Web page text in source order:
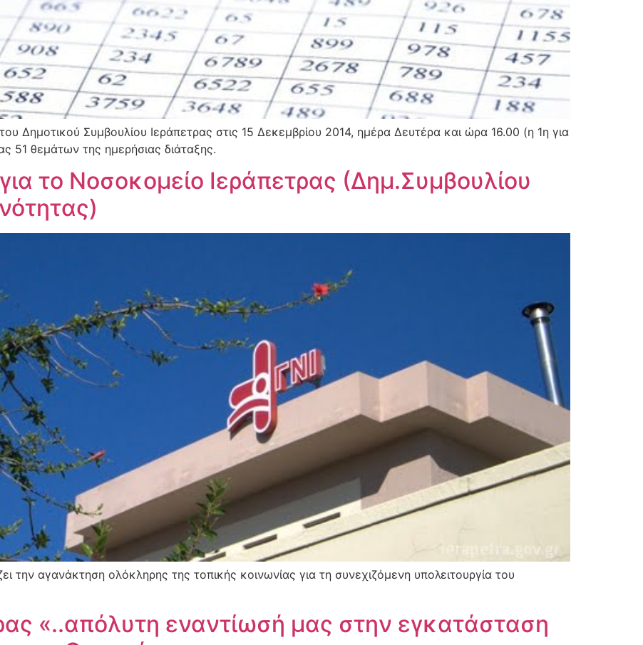
Δημοτικού Συμβουλίου Ιεράπετρας στις 15 Δεκεμβρίου 2014, ημέρα Δευτέρα και ώρα 16.00 (η 1η για
51 θεμάτων της ημερήσιας διάταξης.
το Νοσοκομείο Ιεράπετρας (Δημ.Συμβουλίου
την αγανάκτηση ολόκληρης της τοπικής κοινωνίας για τη συνεχιζόμενη υπολειτουργία του
«..απόλυτη εναντίωσή μας στην εγκατάσταση